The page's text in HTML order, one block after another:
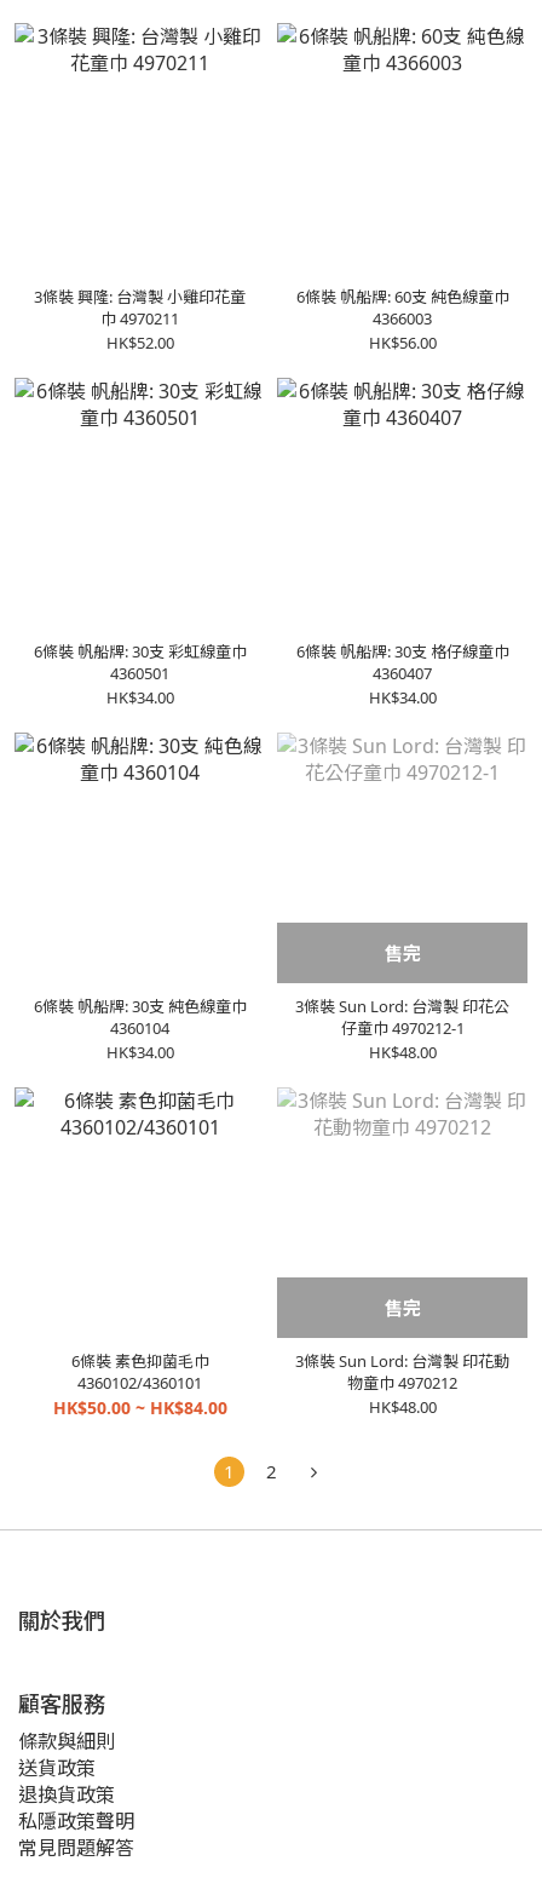
3條裝 興隆: 台灣製 小雞印花童
巾 4970211
HK$52.00
6條裝 帆船牌: 60支 純色線童巾
4366003
HK$56.00
6條裝 帆船牌: 30支 彩虹線童巾
4360501
HK$34.00
6條裝 帆船牌: 30支 格仔線童巾
4360407
HK$34.00
6條裝 帆船牌: 30支 純色線童巾
4360104
HK$34.00
售完
3條裝 Sun Lord: 台灣製 印花公
仔童巾 4970212-1
HK$48.00
6條裝 素色抑菌毛巾
4360102/4360101
HK$50.00 ~ HK$84.00
售完
3條裝 Sun Lord: 台灣製 印花動
物童巾 4970212
HK$48.00
1 2
關於我們
顧客服務
條款與細則
送貨政策
退換貨政策
私隱政策聲明
常見問題解答